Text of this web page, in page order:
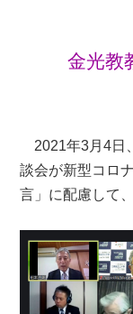
金光教
2021年3月4日
談会が新型コロ
言」に配慮して